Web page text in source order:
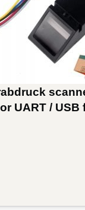
UART / USB